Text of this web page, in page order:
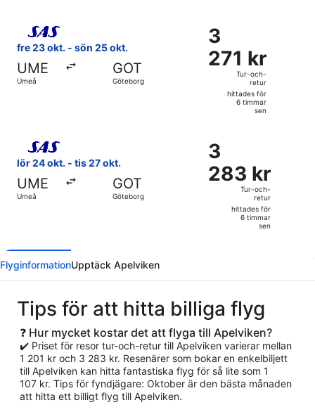
timmar
sen
fre 23 okt. - sön 25 okt.
UME
Umeå
GOT
Göteborg
3
271 kr
Tur-
retur,
hittades
timmar
sen
3
271 kr
Tur-och-
retur
hittades för
6 timmar
sen
Välj flyg med Scandinavian Airlines, med avresa fre 23
lör 24 okt. - tis 27 okt.
UME
Umeå
GOT
Göteborg
3
283 kr
Tur-
retur,
hittades
3
283 kr
Tur-och-
retur
hittades för
6 timmar
sen
Välj flyg med Scandinavian Airlines, med avresa lör
FlyginformationUpptäck Apelviken
Tips för att hitta billiga flyg
❓ Hur mycket kostar det att flyga till Apelviken?
✔️ Priset för resor tur-och-retur till Apelviken varierar mellan
1 201 kr och 3 283 kr. Resenärer som bokar en enkelbiljett
till Apelviken kan hitta fantastiska flyg för så lite som 1
107 kr. Tips för fyndjägare: Oktober är den bästa månaden
att hitta ett billigt flyg till Apelviken.